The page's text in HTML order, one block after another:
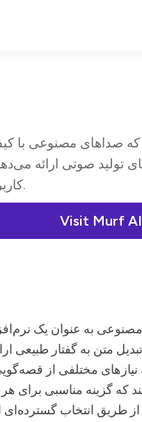
تولید صوتی ارائه
کاربر و آسانی همکاری.
Visit Murf AI
به عنوان یک
تبدیل متن به گفتار طبیعی
مختلفی از
که گزینه مناسبی برای هر